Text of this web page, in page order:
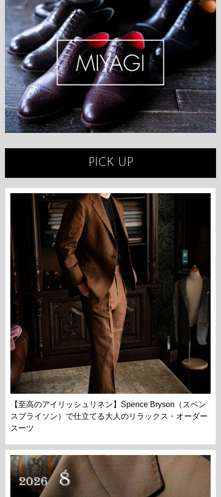
PICK UP
【至高のアイリッシュリネン】Spence Bryson（スペン
スブライソン）で仕立てる大人のリラックス・オーダー
スーツ